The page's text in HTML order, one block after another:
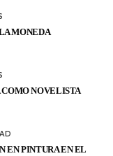
MONEDA
NOVELISTA
EN PINTURA EN EL